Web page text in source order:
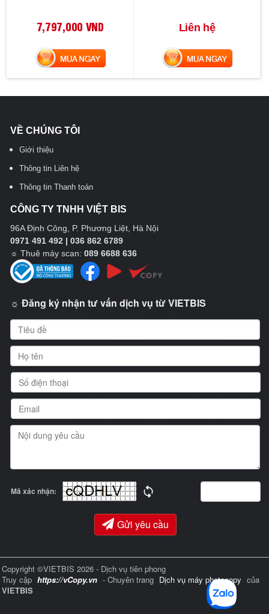
7,797,000 VND
MUA NGAY
Liên hệ
MUA NGAY
VỀ CHÚNG TÔI
Giới thiệu
Thông tin Liên hệ
Thông tin Thanh toán
CÔNG TY TNHH VIỆT BIS
96A Định Công, P. Phương Liệt, Hà Nội
0971 491 492 | 036 862 6789
☼ Thuê máy scan: 089 6688 636
☼ Đăng ký nhận tư vấn dịch vụ từ VIETBIS
Mã xác nhận:
Gửi yêu cầu
Copyright ©VIETBIS 2026 - Dịch vụ tiên phong
Truy cập https://vCopy.vn - Chuyên trang Dịch vụ máy photocopy của
VIETBIS